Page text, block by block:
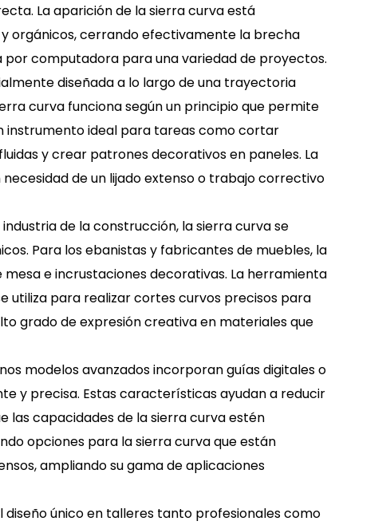
La aparición de la sierra curva está
orgánicos, cerrando efectivamente la brecha
computadora para una variedad de proyectos.
diseñada a lo largo de una trayectoria
curva funciona según un principio que permite
instrumento ideal para tareas como cortar
y crear patrones decorativos en paneles. La
de un lijado extenso o trabajo correctivo
de la construcción, la sierra curva se
Para los ebanistas y fabricantes de muebles, la
e incrustaciones decorativas. La herramienta
utiliza para realizar cortes curvos precisos para
grado de expresión creativa en materiales que
modelos avanzados incorporan guías digitales o
y precisa. Estas características ayudan a reducir
las capacidades de la sierra curva estén
opciones para la sierra curva que están
ampliando su gama de aplicaciones
único en talleres tanto profesionales como